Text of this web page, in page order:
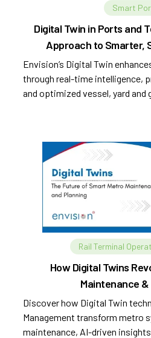
Smart
Digital Twin in Ports and
Approach to Smarter,
Envision’s Digital Twin
through real-time intelligence,
and optimized vessel, yard and
Rail Terminal
How Digital Twins
Maintenance &
Discover how Digital Twin
Management transform metro
maintenance, AI-driven